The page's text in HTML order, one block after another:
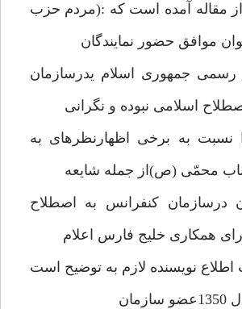
از مقاله آمده است که :(مردم حزب
موافق حضور نمایندگان
جمهوری اسلام یدرسازمان
اسلامی نبوده و نگرانی
نسبت به برخی اظهارنظرهای به
ناب محمّی (ص)از جمله شایعه
درسازمان کنفرانس به اصطلاح
همکاری خلیج فارس اعلام
اطلاع نویسنده لازم به توضیح است